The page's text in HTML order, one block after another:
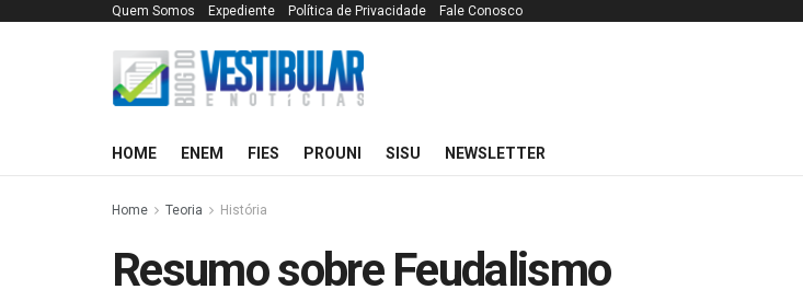
Quem Somos Expediente Política de Privacidade Fale Conosco
HOME ENEM FIES PROUNI SISU NEWSLETTER
Home Teoria História
Resumo sobre Feudalismo